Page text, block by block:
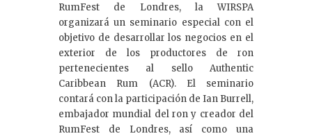
RumFest de Londres, la WIRSPA
organizará un seminario especial con el
objetivo de desarrollar los negocios en el
exterior de los productores de ron
pertenecientes al sello Authentic
Caribbean Rum (ACR). El seminario
contará con la participación de Ian Burrell,
embajador mundial del ron y creador del
RumFest de Londres, así como una